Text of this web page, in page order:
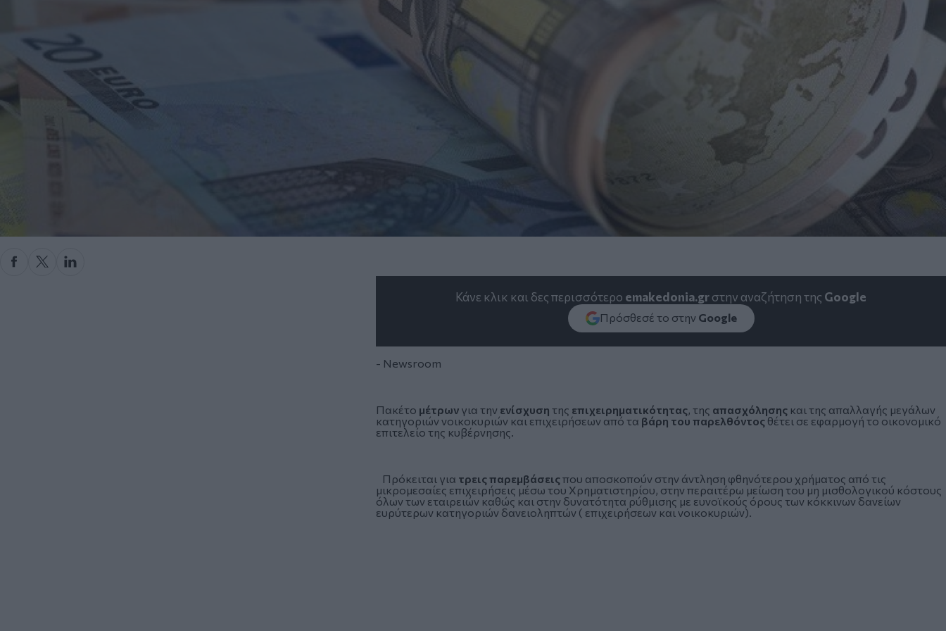
Κάνε κλικ και δες περισσότερο emakedonia.grστην αναζήτηση της Google
Πρόσθεσέ το στην Google
- Newsroom
Πακέτο μέτρων για την ενίσχυση της επιχειρηματικότητας , της απασχόλησης και της απαλλαγής μεγάλων
κατηγοριών νοικοκυριών και επιχειρήσεων από τα βάρη του παρελθόντοςθέτει σε εφαρμογή το οικονομικό
επιτελείο της κυβέρνησης.
Πρόκειται για τρεις παρεμβάσειςπου αποσκοπούν στην άντληση φθηνότερου χρήματος από τις
μικρομεσαίες επιχειρήσεις μέσω του Χρηματιστηρίου, στην περαιτέρω μείωση του μη μισθολογικού κόστους
όλων των εταιρειών καθώς και στην δυνατότητα ρύθμισης με ευνοϊκούς όρους των κόκκινων δανείων
ευρύτερων κατηγοριών δανειοληπτών ( επιχειρήσεων και νοικοκυριών).